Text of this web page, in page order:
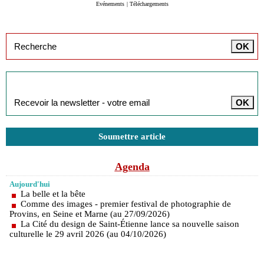
Evénements
Téléchargements
Soumettre article
Agenda
Aujourd'hui
La belle et la bête
Comme des images - premier festival de photographie de
Provins, en Seine et Marne (au 27/09/2026)
La Cité du design de Saint-Étienne lance sa nouvelle saison
culturelle le 29 avril 2026 (au 04/10/2026)